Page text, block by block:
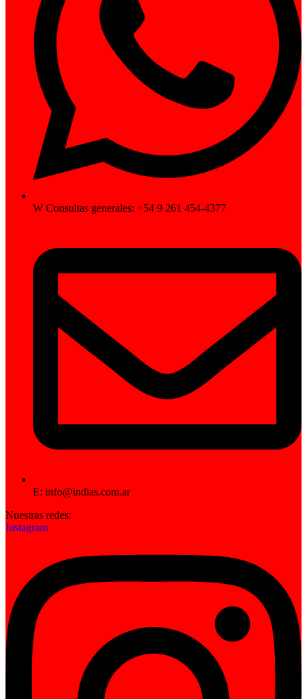
W Consultas generales: +54 9 261 454-4377
E: info@indias.com.ar
Nuestras redes:
Instagram